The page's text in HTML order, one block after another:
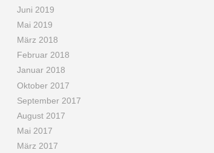
Juni 2019
Mai 2019
März 2018
Februar 2018
Januar 2018
Oktober 2017
September 2017
August 2017
Mai 2017
März 2017